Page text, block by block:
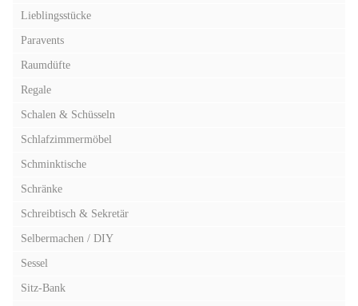
Lieblingsstücke
Paravents
Raumdüfte
Regale
Schalen & Schüsseln
Schlafzimmermöbel
Schminktische
Schränke
Schreibtisch & Sekretär
Selbermachen / DIY
Sessel
Sitz-Bank